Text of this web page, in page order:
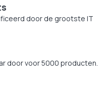
door de grootste IT
door voor 5000 producten.